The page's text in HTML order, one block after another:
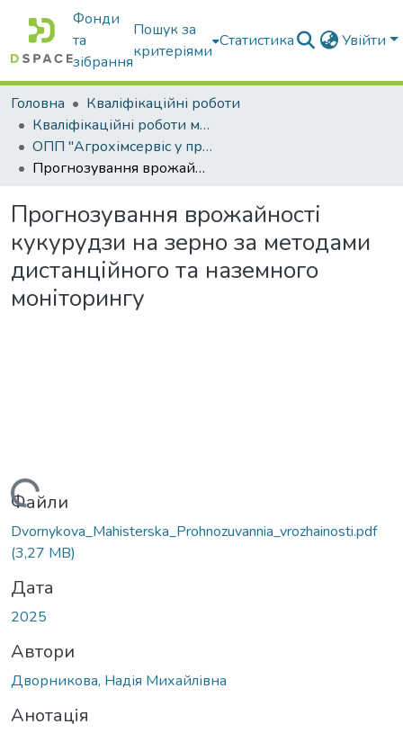
Фонди
та
зібрання
Пошук за
критеріями
Статистика Увійти
Головна
Кваліфікаційні роботи
Кваліфікаційні роботи магістрів
ОПП "Агрохімсервіс у прецизійному агровиробництві"
Прогнозування врожайності кукурудзи на зерно за методами дистанційного та наземного моніторингу
Прогнозування врожайності
кукурудзи на зерно за методами
дистанційного та наземного
моніторингу
Файли
Dvornykova_Mahisterska_Prohnozuvannia_vrozhainosti.pdf
(3,27 MB)
Дата
2025
Автори
Дворникова, Надія Михайлівна
Анотація